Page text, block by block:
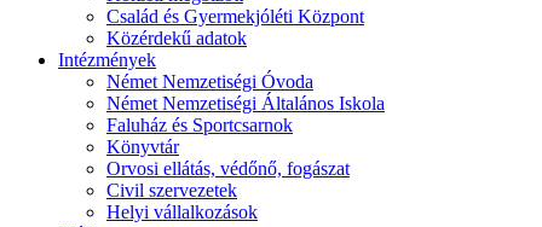
Család és Gyermekjóléti Központ
Közérdekű adatok
Intézmények
Német Nemzetiségi Óvoda
Német Nemzetiségi Általános Iskola
Faluház és Sportcsarnok
Könyvtár
Orvosi ellátás, védőnő, fogászat
Civil szervezetek
Helyi vállalkozások